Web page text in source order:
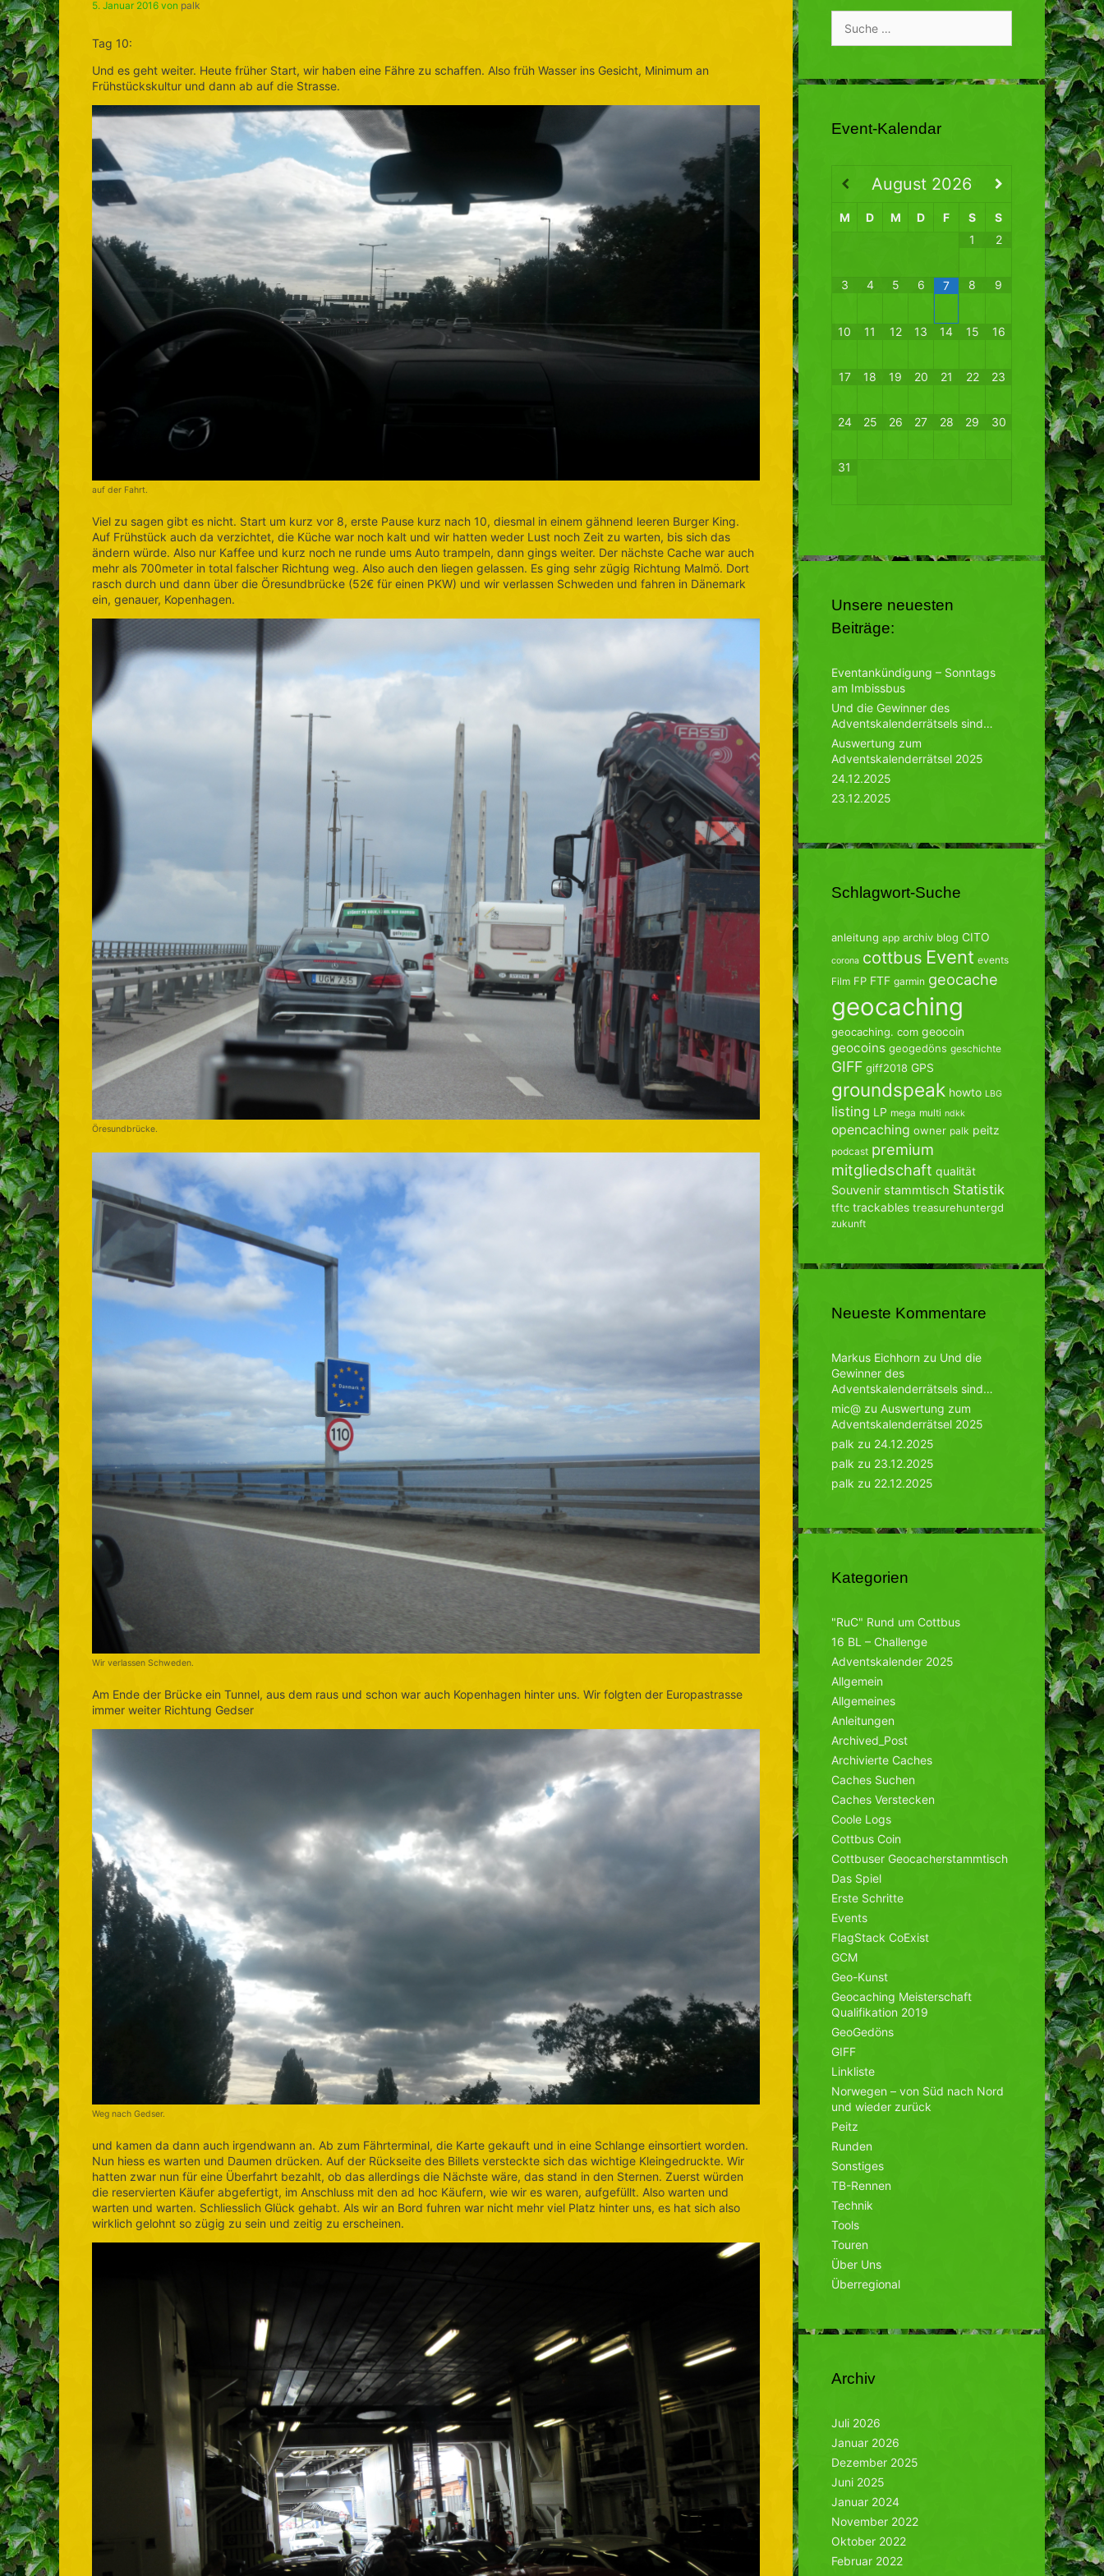
5. Januar 2016 von palk
Tag 10:
Und es geht weiter. Heute früher Start, wir haben eine Fähre zu schaffen. Also früh Wasser ins Gesicht, Minimum an
Frühstückskultur und dann ab auf die Strasse.
auf der Fahrt.
Viel zu sagen gibt es nicht. Start um kurz vor 8, erste Pause kurz nach 10, diesmal in einem gähnend leeren Burger King.
Auf Frühstück auch da verzichtet, die Küche war noch kalt und wir hatten weder Lust noch Zeit zu warten, bis sich das
ändern würde. Also nur Kaffee und kurz noch ne runde ums Auto trampeln, dann gings weiter. Der nächste Cache war auch
mehr als 700meter in total falscher Richtung weg. Also auch den liegen gelassen. Es ging sehr zügig Richtung Malmö. Dort
rasch durch und dann über die Öresundbrücke (52€ für einen PKW) und wir verlassen Schweden und fahren in Dänemark
ein, genauer, Kopenhagen.
Öresundbrücke.
Wir verlassen Schweden.
Am Ende der Brücke ein Tunnel, aus dem raus und schon war auch Kopenhagen hinter uns. Wir folgten der Europastrasse
immer weiter Richtung Gedser
Weg nach Gedser.
und kamen da dann auch irgendwann an. Ab zum Fährterminal, die Karte gekauft und in eine Schlange einsortiert worden.
Nun hiess es warten und Daumen drücken. Auf der Rückseite des Billets versteckte sich das wichtige Kleingedruckte. Wir
hatten zwar nun für eine Überfahrt bezahlt, ob das allerdings die Nächste wäre, das stand in den Sternen. Zuerst würden
die reservierten Käufer abgefertigt, im Anschluss mit den ad hoc Käufern, wie wir es waren, aufgefüllt. Also warten und
warten und warten. Schliesslich Glück gehabt. Als wir an Bord fuhren war nicht mehr viel Platz hinter uns, es hat sich also
wirklich gelohnt so zügig zu sein und zeitig zu erscheinen.
nach:
Event-Kalendar
August 2026
M D M D F S
S
1
2
3 4 5 6 7 8 9
10 11 12 13 14 15 16
17 18 19 20 21 22 23
24 25 26 27 28 29 30
31
Unsere neuesten
Beiträge:
Eventankündigung – Sonntags
am Imbissbus
Und die Gewinner des
Adventskalenderrätsels sind…
Auswertung zum
Adventskalenderrätsel 2025
24.12.2025
23.12.2025
Schlagwort-Suche
anleitung app archiv blog CITO
corona cottbus Event events
Film FP FTF garmin geocache
geocaching
geocaching. com geocoin
geocoins geogedöns geschichte
GIFF giff2018 GPS
groundspeak howto LBG
listing LP mega multi ndkk
opencaching owner palk peitz
podcast premium
mitgliedschaft qualität
Souvenir stammtisch Statistik
tftc trackables treasurehuntergd
zukunft
Neueste Kommentare
Markus Eichhorn zu Und die
Gewinner des
Adventskalenderrätsels sind…
mic@ zu Auswertung zum
Adventskalenderrätsel 2025
palk zu 24.12.2025
palk zu 23.12.2025
palk zu 22.12.2025
Kategorien
"RuC" Rund um Cottbus
16 BL – Challenge
Adventskalender 2025
Allgemein
Allgemeines
Anleitungen
Archived_Post
Archivierte Caches
Caches Suchen
Caches Verstecken
Coole Logs
Cottbus Coin
Cottbuser Geocacherstammtisch
Das Spiel
Erste Schritte
Events
FlagStack CoExist
GCM
Geo-Kunst
Geocaching Meisterschaft
Qualifikation 2019
GeoGedöns
GIFF
Linkliste
Norwegen – von Süd nach Nord
und wieder zurück
Peitz
Runden
Sonstiges
TB-Rennen
Technik
Tools
Touren
Über Uns
Überregional
Archiv
Juli 2026
Januar 2026
Dezember 2025
Juni 2025
Januar 2024
November 2022
Oktober 2022
Februar 2022